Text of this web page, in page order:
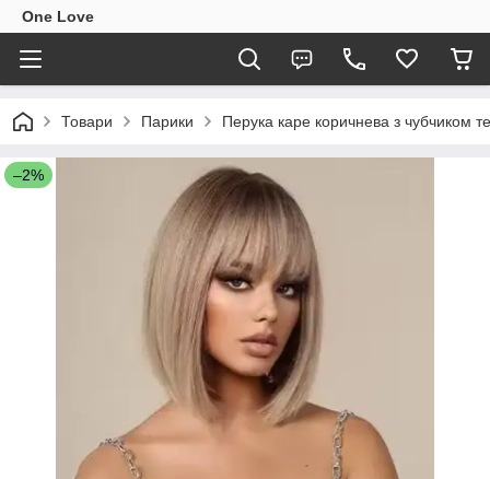
One Love
Товари Парики Перука каре коричнева з чубчиком
–2%